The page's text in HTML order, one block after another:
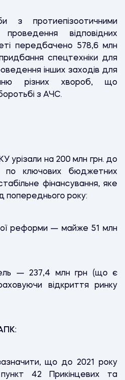
з протиепізоотичними
відповідних
передбачено 578,6 млн
спецтехніки для
інших заходів для
різних хвороб, що
з АЧС.
урізали на 200 млн грн. до
ключових бюджетних
фінансування, яке
попереднього року:
реформи — майже 51 млн
— 237,4 млн грн (що є
відкриття ринку
що до 2021 року
42 Прикінцевих та